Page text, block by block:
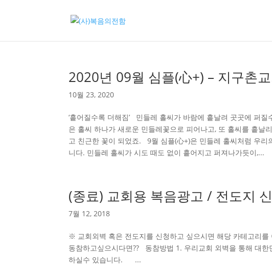
2020년 09월 심플(心+) – 지구촌
10월 23, 2020
‘흩어질수록 더해짐’ 민들레 홀씨가 바람에 흩날려 곳곳에 퍼
은 홀씨 하나가 새로운 민들레꽃으로 피어나고, 또 홀씨를 흩
고 친근한 꽃이 되었죠. 9월 심플(心+)은 민들레 홀씨처럼 우
니다. 민들레 홀씨가 시도 때도 없이 흩어지고 퍼져나가듯이,...
(종료) 교회용 복음광고 / 전도지
7월 12, 2018
※ 교회외벽 혹은 전도지를 신청하고 싶으시면 해당 카테고리
동참하고싶으시다면?? 동참방법 1. 우리교회 외벽을 통해 대
하실수 있습니다. ...